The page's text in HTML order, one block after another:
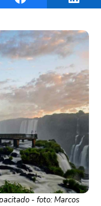
- foto: Marcos